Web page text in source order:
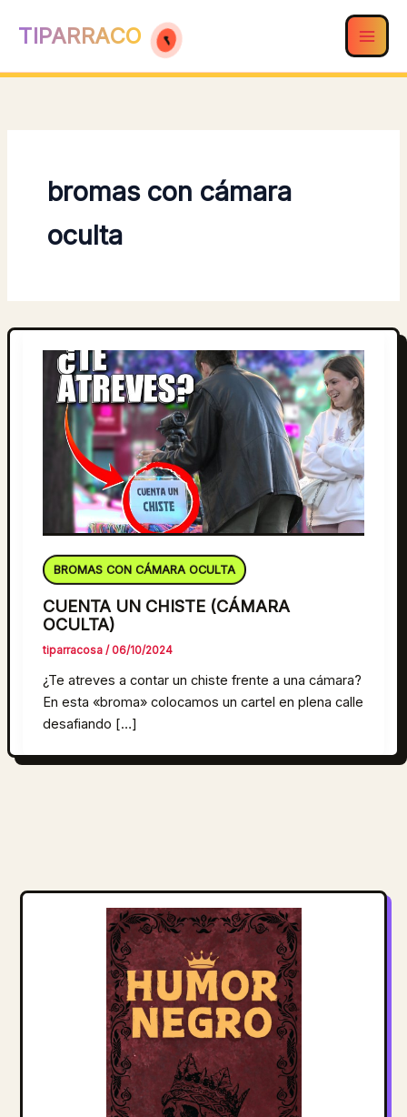
TIPARRACO
bromas con cámara
oculta
BROMAS CON CÁMARA OCULTA
CUENTA UN CHISTE (CÁMARA
OCULTA)
tiparracosa/ 06/10/2024
¿Te atreves a contar un chiste frente a una cámara?
En esta «broma» colocamos un cartel en plena calle
desafiando […]